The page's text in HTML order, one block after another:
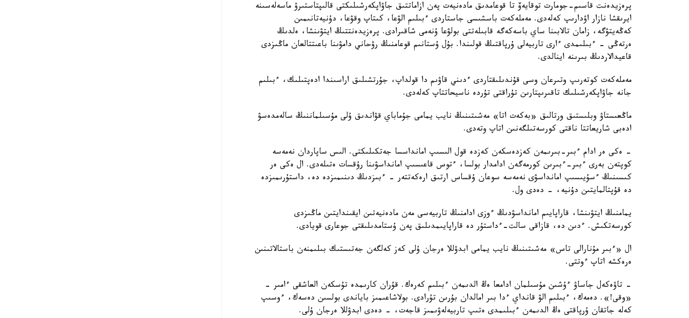
پرەزيدەنت قاسىم-جومارت توقايەۆ تا قوعامدىق مادەنيەت پەن ازاماتتىق جاۋاپكەرشىلىكتى قالىپتاستىرۋ ماسەلەسىنە
ايرىقشا نازار اۋدارىپ كەلەدى. مەملەكەت باسشىسى جاستاردى ءبىلىم الۋعا، كىتاپ وقۋعا، دۇنيەتانىمىن
كەڭەيتۋگە، زامان تالابىنا ساي باسەكەگە قابىلەتتى بولۋعا ۇنەمى شاقىرادى. پرەزيدەنتتىڭ ايتۋىنشا، ەلدىڭ
ەرتەڭى - ءبىلىمدى ءارى تاربيەلى ۇرپاقتىڭ قولىندا. بۇل ۇستانىم قوعامنىڭ رۋحاني دامۋىنا باعىتتالعان ماڭىزدى
قاعيدالاردىڭ بىرىنە اينالدى.
مەملەكەت كوتەرىپ وتىرعان وسى قۇندىلىقتاردى ءدىني قاۋىم دا قولداپ، جۇرتشىلىق اراسىندا ادەپتىلىك، ءبىلىم
جانە جاۋاپكەرشىلىك تاقىرىپتارىن تۇراقتى تۇردە ناسيحاتتاپ كەلەدى.
ماڭعىستاۋ وبلىستىق ورتالىق «بەكەت اتا» مەشىتىنىڭ نايب يمامى جۇماباي قۋاندىق ۇلى مۇسىلماننىڭ سالەمدەسۋ
ادەبى شاريعاتتا ناقتى كورسەتىلگەنىن اتاپ وتەدى.
- ەكى ەر ادام ءبىر-بىرىمەن كەزدەسكەن كەزدە قول الىسىپ امانداسسا جەتكىلىكتى. الىس ساپاردان نەمەسە
كوپتەن بەرى ءبىر-ءبىرىن كورمەگەن ادامدار بولسا، ءتوس قاعىسىپ امانداسۋىنا رۇقسات ەتىلەدى. ال ەكى ەر
كىسىنىڭ ءسۇيىسىپ امانداسۋى نەمەسە سوعان ۇقساس ارتىق ارەكەتتەر - ءبىزدىڭ دىنىمىزدە دە، داستۇرىمىزدە
دە قۇپتالمايتىن دۇنيە، - دەدى ول.
يمامنىڭ ايتۋىنشا، قاراپايىم امانداسۋدىڭ ءوزى ادامنىڭ تاربيەسى مەن مادەنيەتىن ايقىندايتىن ماڭىزدى
كورسەتكىش. ءدىن دە، قازاقى سالت-ءداستۇر دە قاراپايىمدىلىق پەن ۇستامدىلىقتى جوعارى قويادى.
ال «ءبىر مۇنارالى تاس» مەشىتىنىڭ نايب يمامى ابدۋللا ەرجان ۇلى كەز كەلگەن جەتىستىك بىلىمنەن باستالاتىنىن
ەرەكشە اتاپ ءوتتى.
- تاۋەكەل جاساۋ ءۇشىن مۇسىلمان ادامعا ەڭ الدىمەن ءبىلىم كەرەك. قۇران كارىمدە تۇسكەن العاشقى ءامىر -
«وقى!». دەمەك، ءبىلىم الۋ قانداي ءدا بىر امالدان بۇرىن تۇرادى. بولاشاعىمىز باياندى بولسىن دەسەك، ءوسىپ
كەلە جاتقان ۇرپاقتى ەڭ الدىمەن ءبىلىمدى ەتىپ تاربيەلەۋىمىز قاجەت، - دەدى ابدۋللا ەرجان ۇلى.